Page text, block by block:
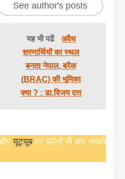
See author's posts
यह भी पढें
अवैध
शरणार्थियों का स्थल
बनता नेपाल, ब्रैक
(BRAC) की भूमिका
क्या ? : डा.विजय दत्त
यूट्यूबपर फ़ॉलो भी कर सकते